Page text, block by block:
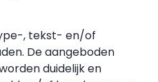
, tekst- en/of
De aangeboden
duidelijk en